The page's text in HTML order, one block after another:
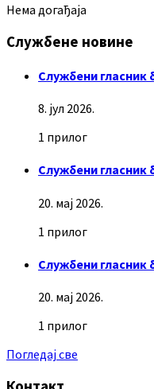
Нема догађаја
Службене новине
Службени гласник
8. јул 2026.
1 прилог
Службени гласник
20. мај 2026.
1 прилог
Службени гласник
20. мај 2026.
1 прилог
Погледај све